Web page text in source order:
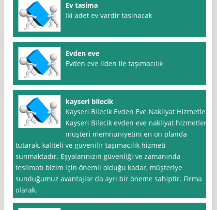
Ev tasima
Iki adet ev vardir tasinacak
Evden eve
Evden eve ilden ile taşımacılık
kayseri bilecik
Kayseri Bilecik Evden Eve Nakliyat Hizmetleri
Kayseri Bilecik evden eve nakliyat hizmetleri,
müşteri memnuniyetini en ön planda
tutarak, kaliteli ve güvenilir taşımacılık hizmeti
sunmaktadır. Eşyalarınızın güvenliği ve zamanında
teslimatı bizim için önemli olduğu kadar, müşteriye
sunduğumuz avantajlar da ayrı bir öneme sahiptir. Firma
olarak,